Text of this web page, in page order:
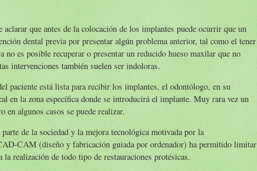
que antes de la colocación de los implantes puede ocurrir que un
dental previa por presentar algún problema anterior, tal como el tener
no es posible recuperar o presentar un reducido hueso maxilar que no
intervenciones también suelen ser indoloras.
paciente está lista para recibir los implantes, el odontólogo, en su
en la zona específica donde se introducirá el implante. Muy rara vez un
en algunos casos se puede realizar.
de la sociedad y la mejora tecnológica motivada por la
CAM (diseño y fabricación guiada por ordenador) ha permitido limitar
realización de todo tipo de restauraciones protésicas.